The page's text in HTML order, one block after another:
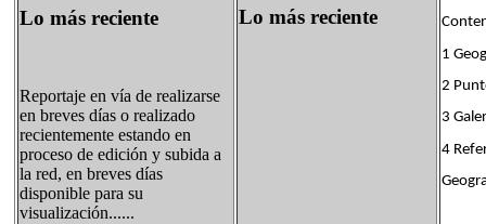
Lo más reciente
Reportaje en vía de realizarse
en breves días o realizado
recientemente estando en
proceso de edición y subida a
la red, en breves días
disponible para su
visualización......
Lo más reciente
1
2
3
4